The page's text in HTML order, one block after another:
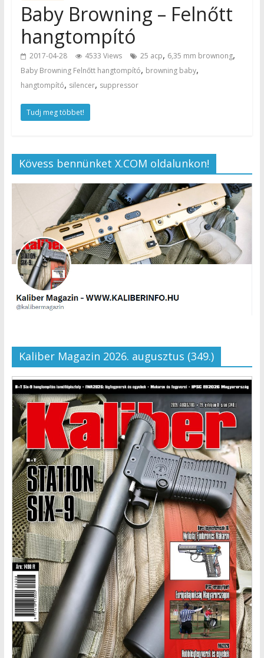
Baby Browning – Felnőtt
hangtompító
2017-04-28 4533 Views 25 acp, 6,35 mm brownong,
Baby Browning Felnőtt hangtompító, browning baby,
hangtompító, silencer, suppressor
Tudj meg többet!
Kövess bennünket X.COM oldalunkon!
Kaliber Magazin 2026. augusztus (349.)